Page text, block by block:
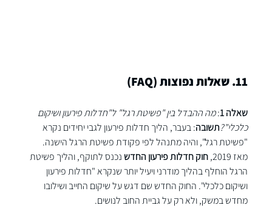
11. שאלות נפוצות (FAQ)
שאלה 1 : מה ההבדל בין "פשיטת רגל" ל"חדלות פירעון ושיקום
כלכלי"?תשובה: בעבר, הליך חדלות פירעון לגבי יחידים נקרא
"פשיטת רגל", והיה מתנהל לפי פקודת פשיטת הרגל הישנה.
מאז 2019,
חוק חדלות פירעון החדש נכנס לתוקף, והליך פשיטת
הרגל הוחלף בהליך מודרני ויעיל יותר שנקרא "חדלות פירעון
ושיקום כלכלי". החוק החדש שם דגש על שיקום החייב ושילובו
מחדש במשק, ולא רק על גביית החוב לנושים.